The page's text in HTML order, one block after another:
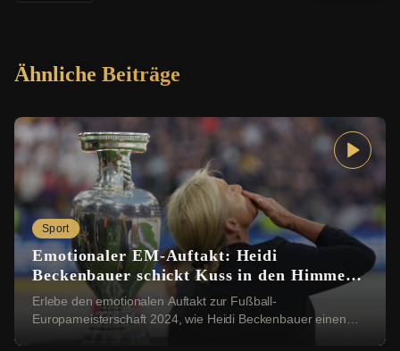
Ähnliche Beiträge
Sport
Emotionaler EM-Auftakt: Heidi
Beckenbauer schickt Kuss in den Himmel
für Franz Beckenbauer
Erlebe den emotionalen Auftakt zur Fußball-
Europameisterschaft 2024, wie Heidi Beckenbauer einen